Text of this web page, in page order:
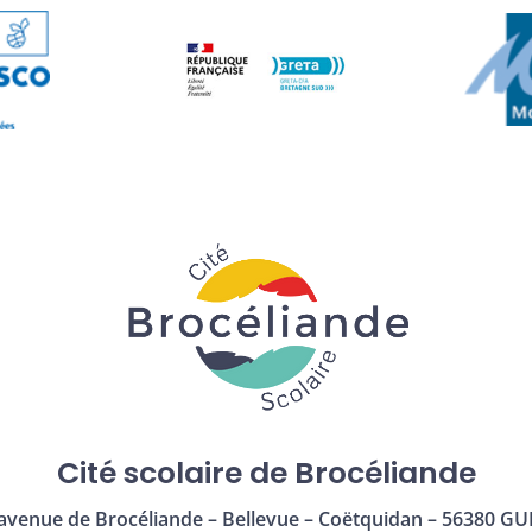
Cité scolaire de Brocéliande
de Brocéliande – Bellevue – Coëtquidan – 56380